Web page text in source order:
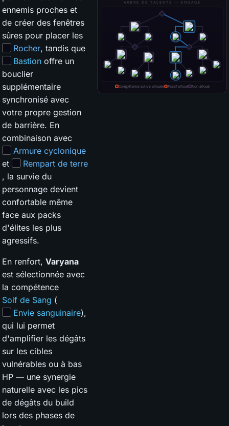
ennemis proches et
de créer des fenêtres
sûres pour placer les
Rocher, tandis que
Bastion offre un
bouclier
supplémentaire
synchronisé avec
votre propre gestion
de barrière. En
combinaison avec
Armure cyclonique
et
Rempart de terre
, la survie du
personnage devient
confortable même
face aux packs
d'élites les plus
agressifs.
En renfort, Varyana
est sélectionnée avec
la compétence
Soif de Sang (
Envie sanguinaire),
qui lui permet
d'amplifier les dégâts
sur les cibles
vulnérables ou à bas
HP — une synergie
naturelle avec les pics
de dégâts du build
lors des phases de